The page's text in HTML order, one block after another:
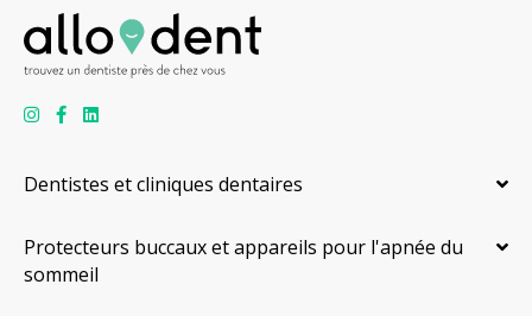
Dentistes et cliniques dentaires
Protecteurs buccaux et appareils pour l'apnée du
sommeil